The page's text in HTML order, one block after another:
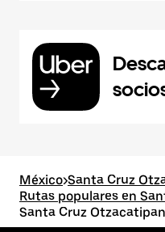
México>Santa Cruz
Rutas populares en
Santa Cruz